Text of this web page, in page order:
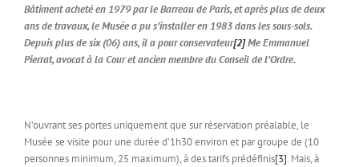
Bâtiment acheté en 1979 par le Barreau de Paris, et après plus de deux
ans de travaux, le Musée a pu s’installer en 1983 dans les sous-sols.
Depuis plus de six (06) ans, il a pour conservateur[2]Me Emmanuel
Pierrat, avocat à la Cour et ancien membre du Conseil de l’Ordre.
N’ouvrant ses portes uniquement que sur réservation préalable, le
Musée se visite pour une durée d’1h30 environ et par groupe de (10
personnes minimum, 25 maximum), à des tarifs prédéfinis[3]. Mais, à